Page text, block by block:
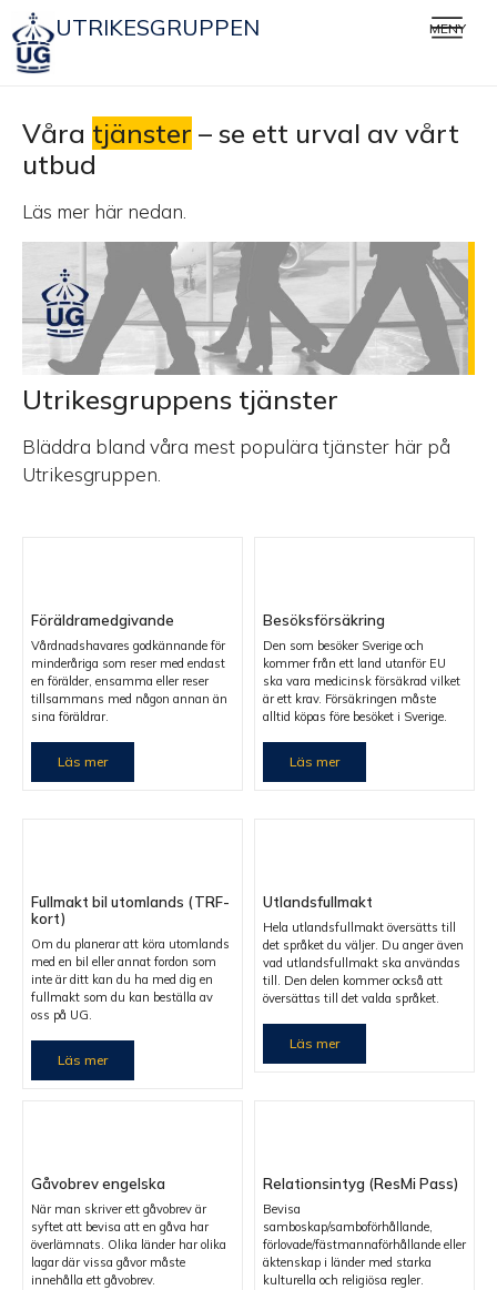
UTRIKESGRUPPEN MENY
Våra tjänster – se ett urval av vårt
utbud
Läs mer här nedan.
Utrikesgruppens tjänster
Bläddra bland våra mest populära tjänster här på
Utrikesgruppen.
Föräldramedgivande
Vårdnadshavares godkännande för
minderåriga som reser med endast
en förälder, ensamma eller reser
tillsammans med någon annan än
sina föräldrar.
Läs mer
Besöksförsäkring
Den som besöker Sverige och
kommer från ett land utanför EU
ska vara medicinsk försäkrad vilket
är ett krav. Försäkringen måste
alltid köpas före besöket i Sverige.
Läs mer
Fullmakt bil utomlands (TRF-
kort)
Om du planerar att köra utomlands
med en bil eller annat fordon som
inte är ditt kan du ha med dig en
fullmakt som du kan beställa av
oss på UG.
Läs mer
Utlandsfullmakt
Hela utlandsfullmakt översätts till
det språket du väljer. Du anger även
vad utlandsfullmakt ska användas
till. Den delen kommer också att
översättas till det valda språket.
Läs mer
Gåvobrev engelska
När man skriver ett gåvobrev är
syftet att bevisa att en gåva har
överlämnats. Olika länder har olika
lagar där vissa gåvor måste
innehålla ett gåvobrev.
Relationsintyg (ResMi Pass)
Bevisa
samboskap/samboförhållande,
förlovade/fästmannaförhållande eller
äktenskap i länder med starka
kulturella och religiösa regler.